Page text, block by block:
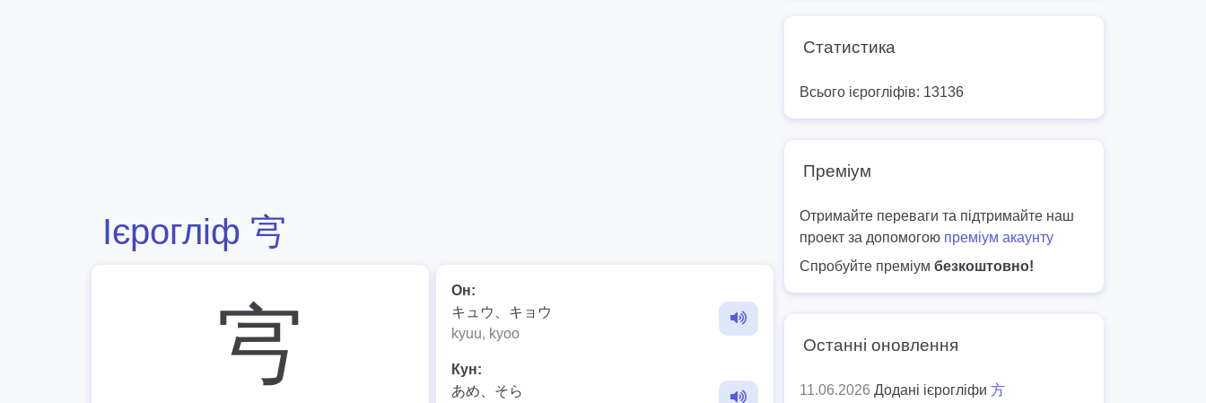
Ієрогліф 宆
宆
Он:
キュウ、キョウ
kyuu, kyoo
Кун:
あめ、そら
Статистика
Всього ієрогліфів: 13136
Преміум
Отримайте переваги та підтримайте наш
проект за допомогою преміум акаунту
Спробуйте преміум безкоштовно!
Останні оновлення
11.06.2026 Додані ієрогліфи 方